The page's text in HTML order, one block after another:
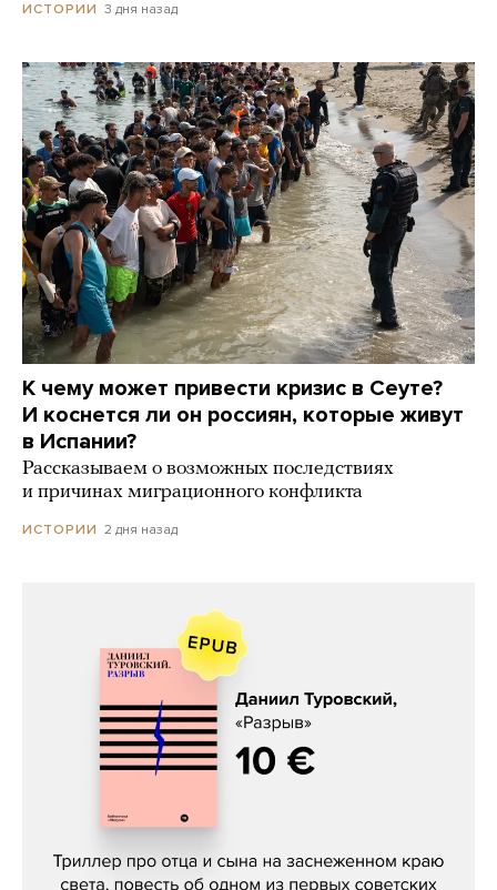
ИСТОРИИ 3 дня назад
К чему может привести кризис в Сеуте?
И коснется ли он россиян, которые живут
в Испании?
Рассказываем о возможных последствиях
и причинах миграционного конфликта
ИСТОРИИ 2 дня назад
Даниил Туровский, «Разрыв»